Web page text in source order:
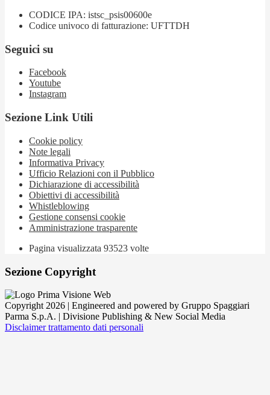
CODICE IPA: istsc_psis00600e
Codice univoco di fatturazione: UFTTDH
Seguici su
Facebook
Youtube
Instagram
Sezione Link Utili
Cookie policy
Note legali
Informativa Privacy
Ufficio Relazioni con il Pubblico
Dichiarazione di accessibilità
Obiettivi di accessibilità
Whistleblowing
Gestione consensi cookie
Amministrazione trasparente
Pagina visualizzata 93523 volte
Sezione Copyright
Copyright 2026 | Engineered and powered by Gruppo Spaggiari
Parma S.p.A. | Divisione Publishing & New Social Media
Disclaimer trattamento dati personali